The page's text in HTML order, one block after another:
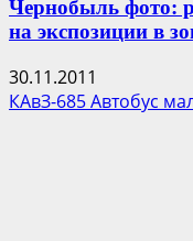
Чернобыль фото:
на экспозиции в
30.11.2011
КАвЗ-685 Автобус